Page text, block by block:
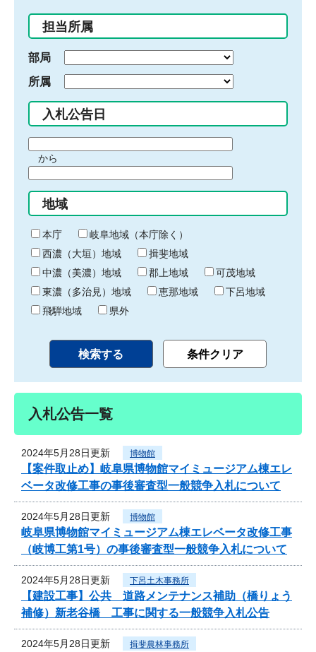
入
力
担当所属
部局
所属
入札公告日
間
始
り
から
間
終
わ
り
地域
本庁
岐阜地域（本庁除く）
西濃（大垣）地域
揖斐地域
中濃（美濃）地域
郡上地域
可茂地域
東濃（多治見）地域
恵那地域
下呂地域
飛騨地域
県外
入札公告一覧
2024年5月28日更新 博物館
【案件取止め】岐阜県博物館マイミュージアム棟エレ
ベータ改修工事の事後審査型一般競争入札について
2024年5月28日更新 博物館
岐阜県博物館マイミュージアム棟エレベータ改修工事
（岐博工第1号）の事後審査型一般競争入札について
2024年5月28日更新 下呂土木事務所
【建設工事】公共 道路メンテナンス補助（橋りょう
補修）新老谷橋 工事に関する一般競争入札公告
2024年5月28日更新 揖斐農林事務所